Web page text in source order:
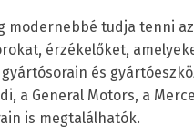
modernebbé tudja tenni
érzékelőket,
és
a General Motors, a
is megtalálhatók.